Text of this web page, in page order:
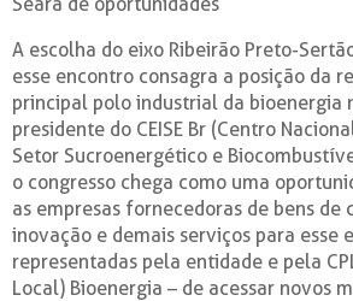
A escolha do eixo Ribeirão Preto-
esse encontro consagra a posição da
principal polo industrial da bioenergia
presidente do CEISE Br (Centro
Setor Sucroenergético e
o congresso chega como uma
as empresas fornecedoras de bens de
inovação e demais serviços para esse
representadas pela entidade e pela
Local) Bioenergia – de acessar novos